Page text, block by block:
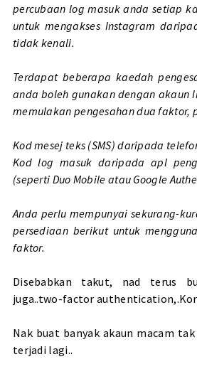
percubaan log masuk anda setiap
untuk mengakses Instagram
tidak kenali.
Terdapat beberapa kaedah
anda boleh gunakan dengan akaun
memulakan pengesahan dua faktor,
Kod mesej teks (SMS) daripada
Kod log masuk daripada apl
(seperti Duo Mobile atau Google
Anda perlu mempunyai sekurang-
persediaan berikut untuk
faktor.
Disebabkan takut, nad terus
juga..two-factor
Nak buat banyak akaun macam
terjadi lagi..